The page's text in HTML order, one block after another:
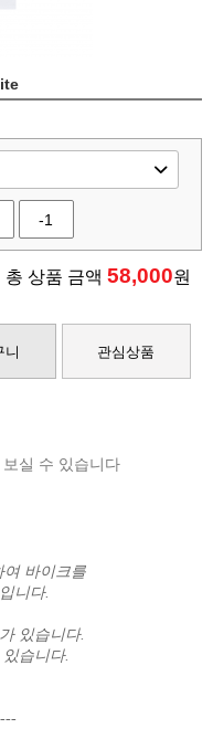
-1
총 상품 금액 58,000원
니 관심상품
실 수 있습니다
여 바이크를
니다.
있습니다.
습니다.